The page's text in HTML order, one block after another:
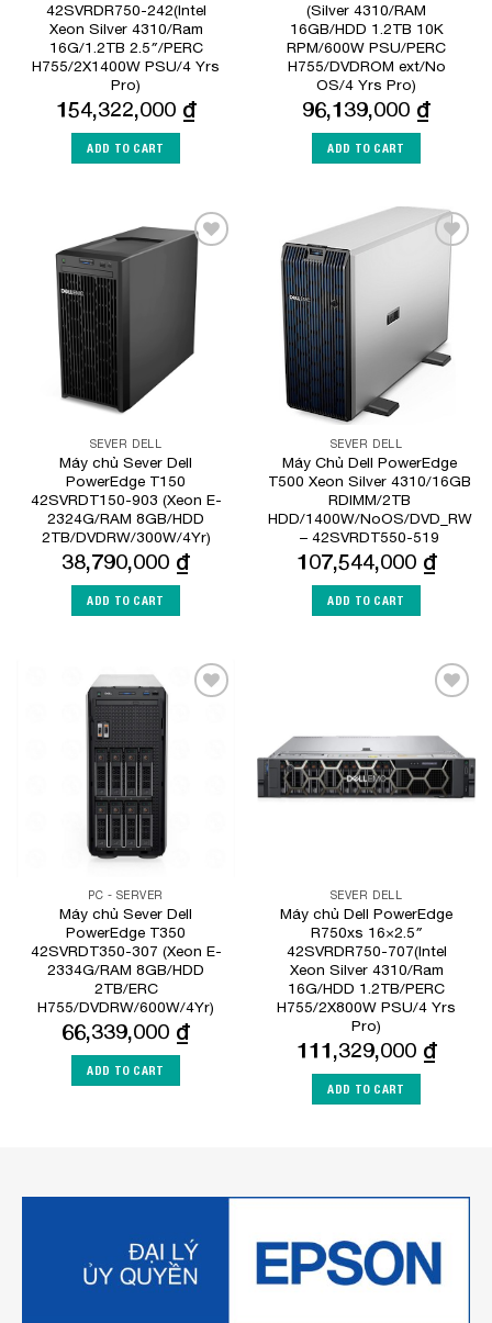
42SVRDR750-242(Intel
Xeon Silver 4310/Ram
16G/1.2TB 2.5″/PERC
H755/2X1400W PSU/4 Yrs
Pro)
154,322,000 ₫
ADD TO CART
(Silver 4310/RAM
16GB/HDD 1.2TB 10K
RPM/600W PSU/PERC
H755/DVDROM ext/No
OS/4 Yrs Pro)
96,139,000 ₫
ADD TO CART
Add to
Wishlist
SEVER DELL
Máy chủ Sever Dell
PowerEdge T150
42SVRDT150-903 (Xeon E-
2324G/RAM 8GB/HDD
2TB/DVDRW/300W/4Yr)
38,790,000 ₫
ADD TO CART
Add to
SEVER DELL
Máy Chủ Dell PowerEdge
T500 Xeon Silver 4310/16GB
RDIMM/2TB
HDD/1400W/NoOS/DVD_RW
– 42SVRDT550-519
107,544,000 ₫
ADD TO CART
PC - SERVER
Máy chủ Sever Dell
PowerEdge T350
42SVRDT350-307 (Xeon E-
2334G/RAM 8GB/HDD
2TB/ERC
H755/DVDRW/600W/4Yr)
66,339,000 ₫
ADD TO CART
SEVER DELL
Máy chủ Dell PowerEdge
R750xs 16×2.5″
42SVRDR750-707(Intel
Xeon Silver 4310/Ram
16G/HDD 1.2TB/PERC
H755/2X800W PSU/4 Yrs
Pro)
111,329,000 ₫
ADD TO CART